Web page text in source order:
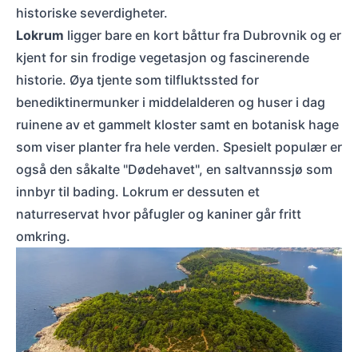
historiske severdigheter.
Lokrum ligger bare en kort båttur fra Dubrovnik og er
kjent for sin frodige vegetasjon og fascinerende
historie. Øya tjente som tilfluktssted for
benediktinermunker i middelalderen og huser i dag
ruinene av et gammelt kloster samt en botanisk hage
som viser planter fra hele verden. Spesielt populær er
også den såkalte "Dødehavet", en saltvannssjø som
innbyr til bading. Lokrum er dessuten et
naturreservat hvor påfugler og kaniner går fritt
omkring.